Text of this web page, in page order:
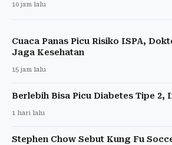
10 jam lalu
Cuaca Panas Picu Risiko ISPA,
Jaga Kesehatan
15 jam lalu
Berlebih Bisa Picu Diabetes Tipe 2,
1 hari lalu
Stephen Chow Sebut Kung Fu